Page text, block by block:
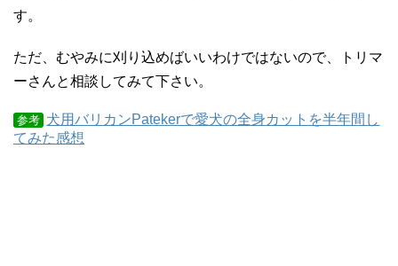
す。
ただ、むやみに刈り込めばいいわけではないので、トリマ
ーさんと相談してみて下さい。
参考 犬用バリカンPatekerで愛犬の全身カットを半年間し
てみた感想